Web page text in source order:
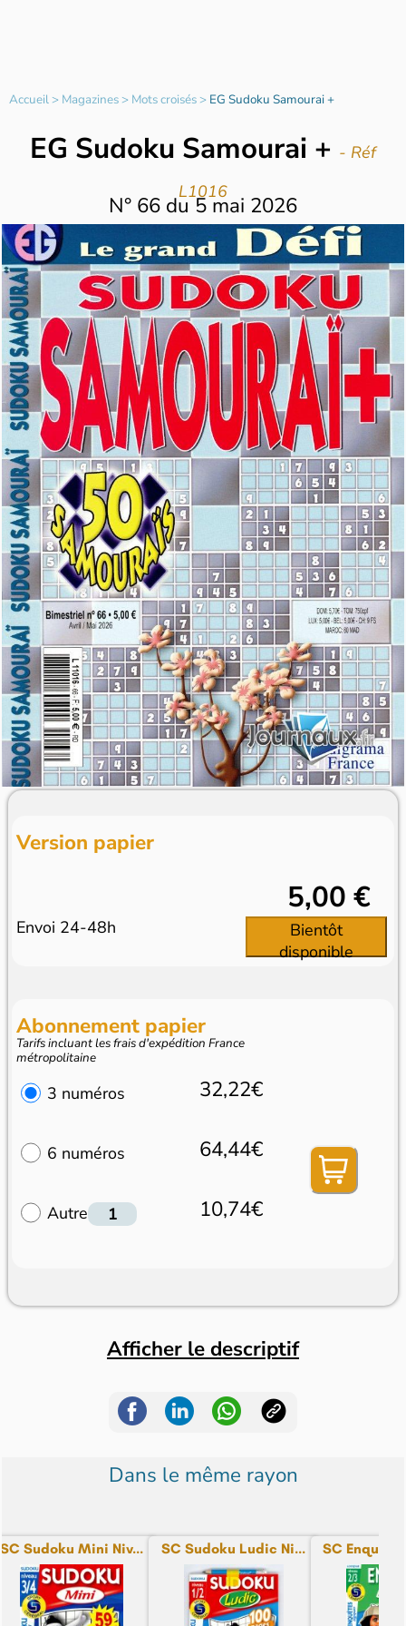
Accueil> Magazines> Mots croisés> EG Sudoku Samourai +
EG Sudoku Samourai + - Réf
L1016
N° 66 du5 mai 2026
Version papier
Envoi 24-48h
5,00 €
Bientôt
disponible
Abonnement papier
Tarifs incluant les frais d'expédition France
métropolitaine
3 numéros 32,22€
6 numéros 64,44€
Autre 10,74€
Afficher le descriptif
Dans le même rayon
SC Sudoku Mini Niv... SC Sudoku Ludic Ni... SC Enquête